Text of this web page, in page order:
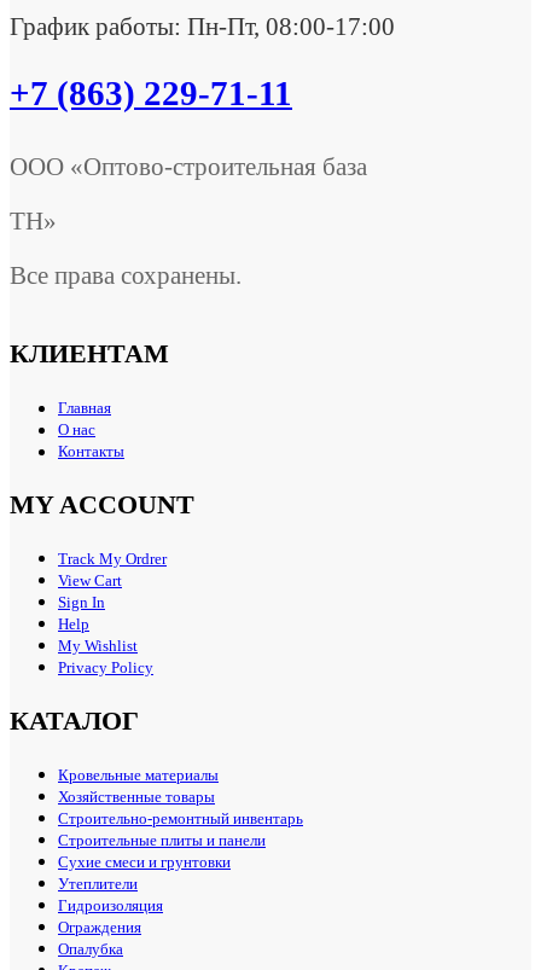
График работы: Пн-Пт, 08:00-17:00
+7 (863) 229-71-11
ООО «Оптово-строительная база
ТН»
Все права сохранены.
КЛИЕНТАМ
Главная
О нас
Контакты
MY ACCOUNT
Track My Ordrer
View Cart
Sign In
Help
My Wishlist
Privacy Policy
КАТАЛОГ
Кровельные материалы
Хозяйственные товары
Строительно-ремонтный инвентарь
Строительные плиты и панели
Сухие смеси и грунтовки
Утеплители
Гидроизоляция
Ограждения
Опалубка